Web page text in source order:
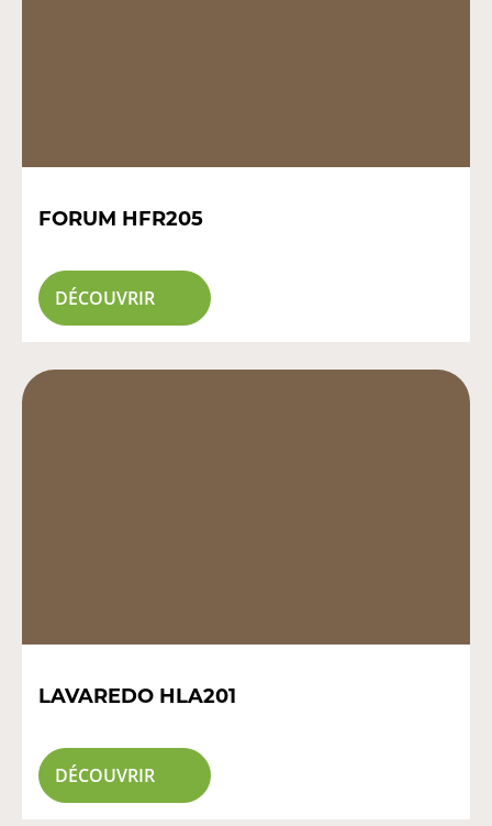
FORUM HFR205
DÉCOUVRIR
LAVAREDO HLA201
DÉCOUVRIR